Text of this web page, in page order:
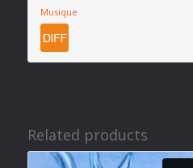
Musique
Related products